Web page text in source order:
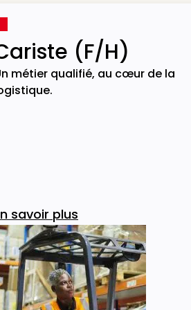
(F/H)
métier qualifié, au cœur de la
savoir plus